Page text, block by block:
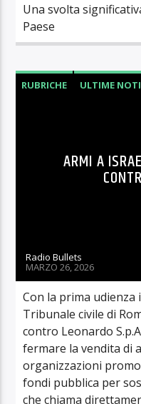
Una svolta
Paese
RUBRICHE ULTIME
ARMI A
Radio Bullets
MARZO 26, 2026
Con la prima
Tribunale civile di
contro Leonardo
fermare la vendita di
organizzazioni
fondi pubblica per
che chiama